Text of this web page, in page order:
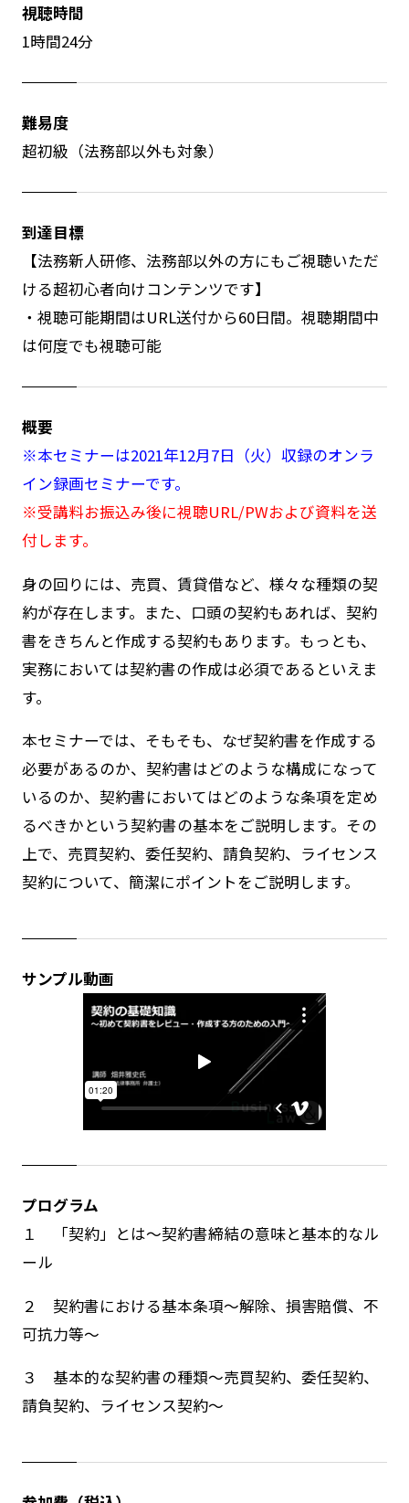
視聴時間
1時間24分
難易度
超初級（法務部以外も対象）
到達目標
【法務新人研修、法務部以外の方にもご視聴いただ
ける超初心者向けコンテンツです】
・視聴可能期間はURL送付から60日間。視聴期間中
は何度でも視聴可能
概要
※本セミナーは2021年12月7日（火）収録のオンラ
イン録画セミナーです。
※受講料お振込み後に視聴URL/PWおよび資料を送
付します。
身の回りには、売買、賃貸借など、様々な種類の契
約が存在します。また、口頭の契約もあれば、契約
書をきちんと作成する契約もあります。もっとも、
実務においては契約書の作成は必須であるといえま
す。
本セミナーでは、そもそも、なぜ契約書を作成する
必要があるのか、契約書はどのような構成になって
いるのか、契約書においてはどのような条項を定め
るべきかという契約書の基本をご説明します。その
上で、売買契約、委任契約、請負契約、ライセンス
契約について、簡潔にポイントをご説明します。
サンプル動画
プログラム
１ 「契約」とは～契約書締結の意味と基本的なル
ール
２ 契約書における基本条項～解除、損害賠償、不
可抗力等～
３ 基本的な契約書の種類～売買契約、委任契約、
請負契約、ライセンス契約～